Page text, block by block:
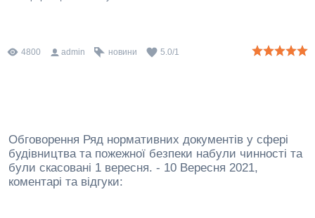
4800 admin новини 5.0/1
Обговорення Ряд нормативних документів у сфері
будівництва та пожежної безпеки набули чинності та
були скасовані 1 вересня. - 10 Вересня 2021,
коментарі та відгуки: